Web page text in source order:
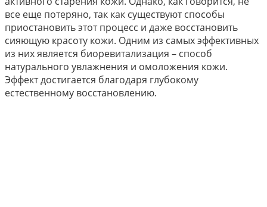
все еще потеряно, так как существуют способы
приостановить этот процесс и даже восстановить
сияющую красоту кожи. Одним из самых эффективных
из них является биоревитализация – способ
натурального увлажнения и омоложения кожи.
Эффект достигается благодаря глубокому
естественному восстановлению.